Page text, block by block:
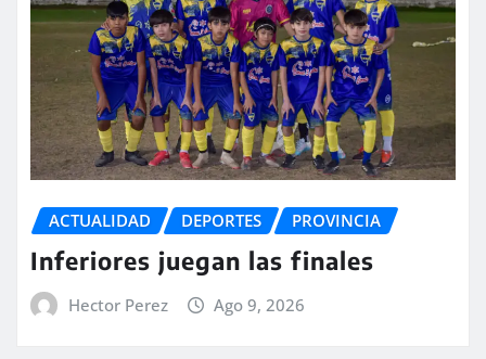
ACTUALIDAD DEPORTES PROVINCIA
Inferiores juegan las finales
Hector Perez Ago 9, 2026